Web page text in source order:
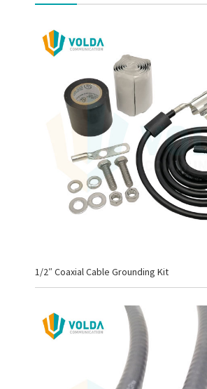
1/2″ Coaxial Cable Grounding Kit